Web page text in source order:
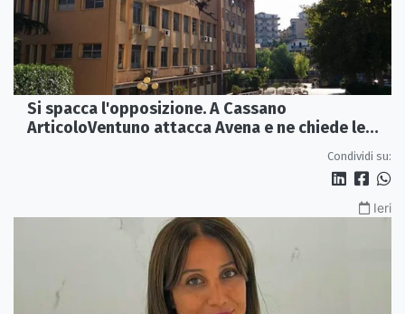
Si spacca l'opposizione. A Cassano
ArticoloVentuno attacca Avena e ne chiede le
Condividi su:
Ieri